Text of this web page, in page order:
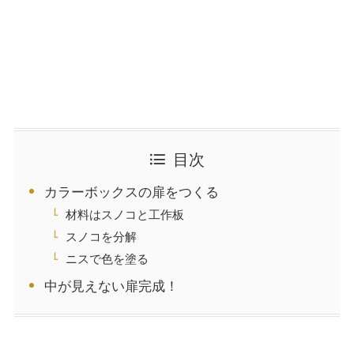
目次
カラーボックスの扉をつくる
材料はスノコと工作板
スノコを分解
ニスで色を塗る
中が見えない扉完成！